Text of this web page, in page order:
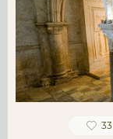
33